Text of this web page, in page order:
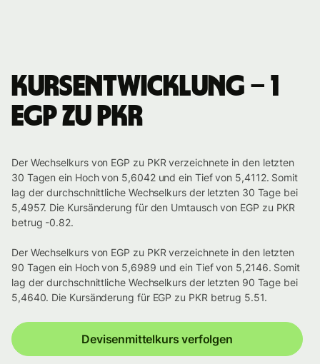
Kursentwicklung – 1
EGP zu PKR
Der Wechselkurs von EGP zu PKR verzeichnete in den letzten
30 Tagen ein Hoch von 5,6042 und ein Tief von 5,4112. Somit
lag der durchschnittliche Wechselkurs der letzten 30 Tage bei
5,4957. Die Kursänderung für den Umtausch von EGP zu PKR
betrug -0.82.
Der Wechselkurs von EGP zu PKR verzeichnete in den letzten
90 Tagen ein Hoch von 5,6989 und ein Tief von 5,2146. Somit
lag der durchschnittliche Wechselkurs der letzten 90 Tage bei
5,4640. Die Kursänderung für EGP zu PKR betrug 5.51.
Devisenmittelkurs verfolgen